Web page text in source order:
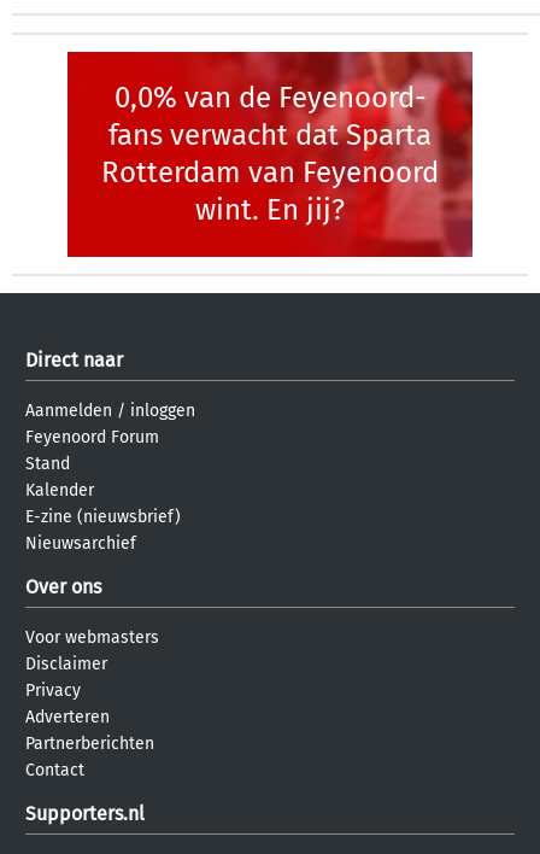
0,0% van de Feyenoord-
fans verwacht dat Sparta
Rotterdam van Feyenoord
wint. En jij?
Direct naar
Aanmelden / inloggen
Feyenoord Forum
Stand
Kalender
E-zine (nieuwsbrief)
Nieuwsarchief
Over ons
Voor webmasters
Disclaimer
Privacy
Adverteren
Partnerberichten
Contact
Supporters.nl